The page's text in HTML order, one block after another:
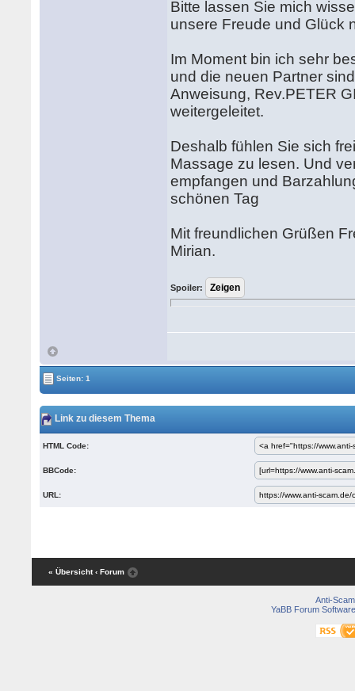
Bitte lassen Sie mich
unsere Freude und Glück
Im Moment bin ich sehr
und die neuen Partner
Anweisung, Rev.PETER
weitergeleitet.
Deshalb fühlen Sie sich
Massage zu lesen. Und
empfangen und
schönen Tag
Mit freundlichen Grüßen
Mirian.
Spoiler:
Seiten: 1
Link zu diesem Thema
HTML Code:
BBCode:
URL:
« Übersicht ‹ Forum
Anti-Scam
YaBB Forum Software